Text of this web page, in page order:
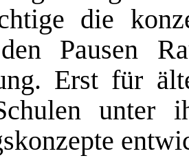
die
Pausen
Erst für
unter